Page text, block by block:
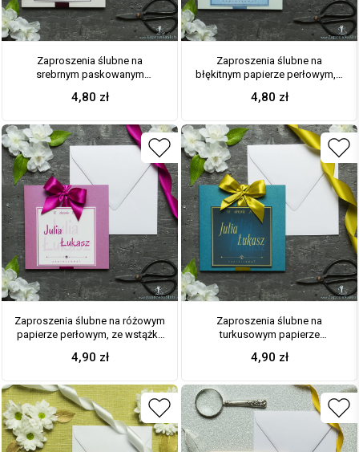
Zaproszenia ślubne na
srebrnym paskowanym
ciemne bordo i cyrkonią oraz
4,80 zł
Zaproszenia ślubne na
błękitnym papierze perłowym, z
jasnobłękitnym i cyrkonią oraz
4,80 zł
Zaproszenia ślubne na różowym
papierze perłowym, ze wstążką
kolorze i cyrkonią oraz
4,90 zł
Zaproszenia ślubne na
turkusowym papierze
kolorze starego złoto i cyrkonią
61-84
4,90 zł